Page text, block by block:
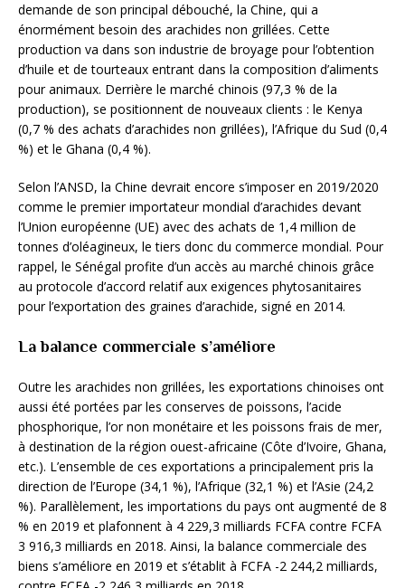
demande de son principal débouché, la Chine, qui a
énormément besoin des arachides non grillées. Cette
production va dans son industrie de broyage pour l’obtention
d’huile et de tourteaux entrant dans la composition d’aliments
pour animaux. Derrière le marché chinois (97,3 % de la
production), se positionnent de nouveaux clients : le Kenya
(0,7 % des achats d’arachides non grillées), l’Afrique du Sud (0,4
%) et le Ghana (0,4 %).
Selon l’ANSD, la Chine devrait encore s’imposer en 2019/2020
comme le premier importateur mondial d’arachides devant
l’Union européenne (UE) avec des achats de 1,4 million de
tonnes d’oléagineux, le tiers donc du commerce mondial. Pour
rappel, le Sénégal profite d’un accès au marché chinois grâce
au protocole d’accord relatif aux exigences phytosanitaires
pour l’exportation des graines d’arachide, signé en 2014.
La balance commerciale s’améliore
Outre les arachides non grillées, les exportations chinoises ont
aussi été portées par les conserves de poissons, l’acide
phosphorique, l’or non monétaire et les poissons frais de mer,
à destination de la région ouest-africaine (Côte d’Ivoire, Ghana,
etc.). L’ensemble de ces exportations a principalement pris la
direction de l’Europe (34,1 %), l’Afrique (32,1 %) et l’Asie (24,2
%). Parallèlement, les importations du pays ont augmenté de 8
% en 2019 et plafonnent à 4 229,3 milliards FCFA contre FCFA
3 916,3 milliards en 2018. Ainsi, la balance commerciale des
biens s’améliore en 2019 et s’établit à FCFA -2 244,2 milliards,